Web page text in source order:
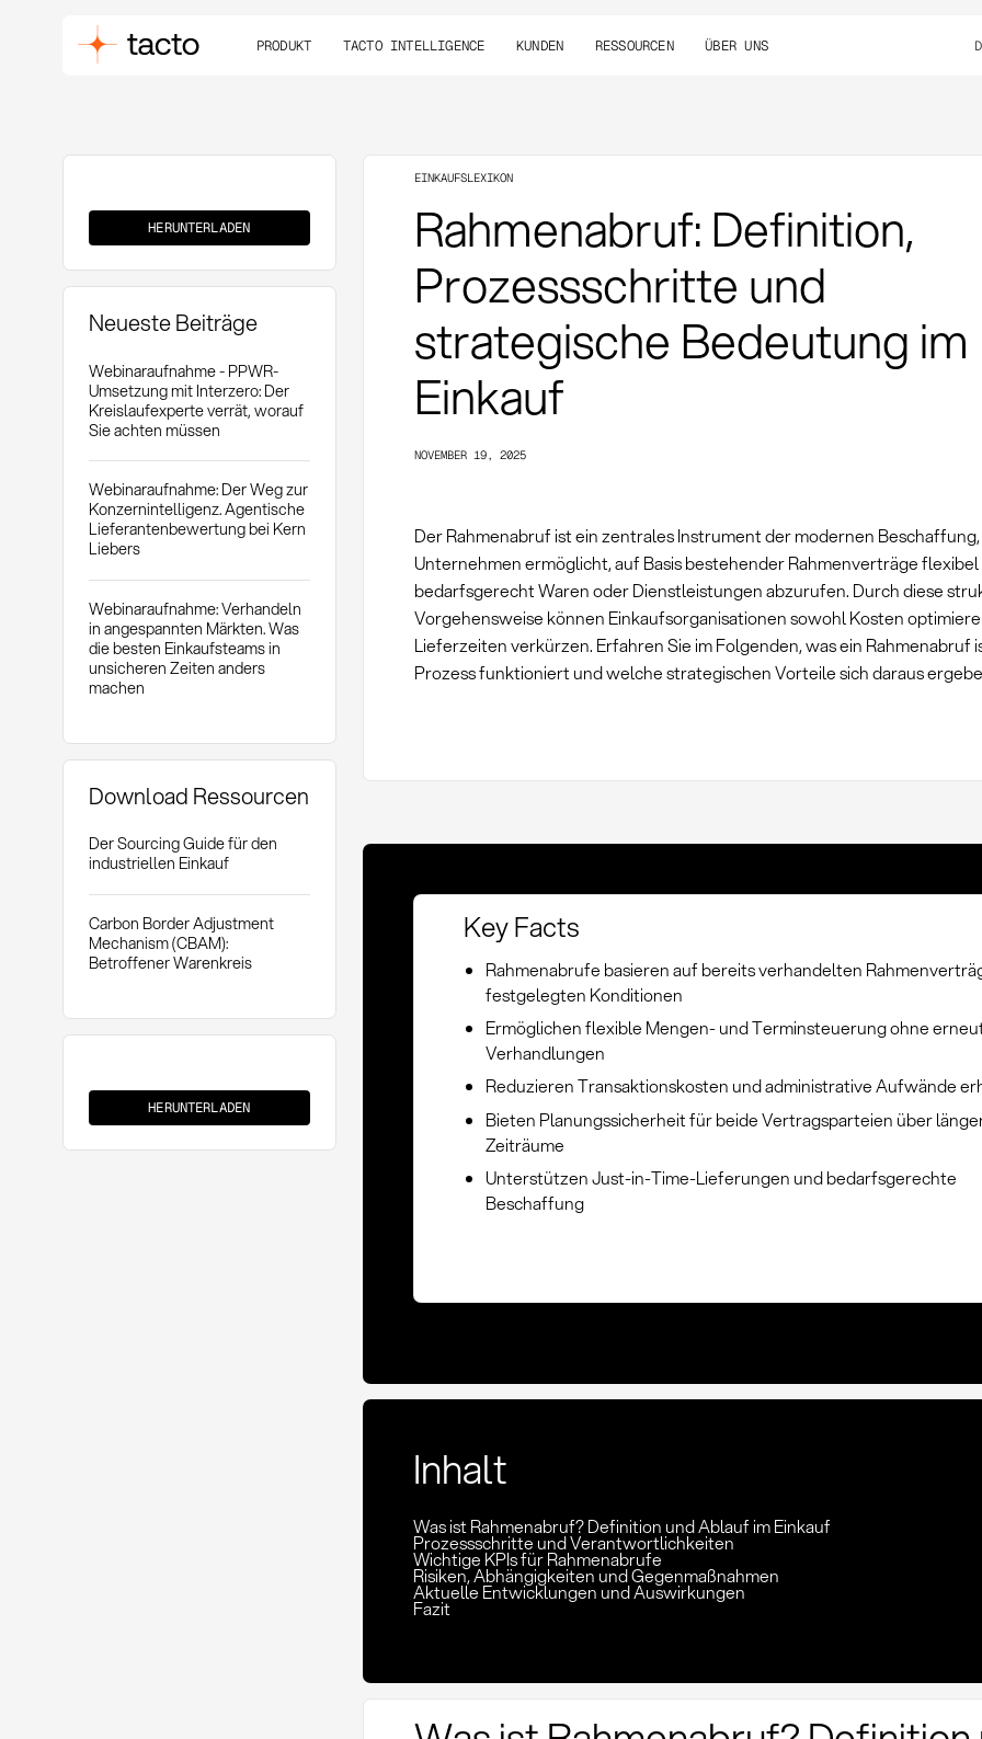
PRODUKT TACTO INTELLIGENCE KUNDEN RESSOURCEN ÜBER UNS
HERUNTERLADEN
Neueste Beiträge
Webinaraufnahme - PPWR-
Umsetzung mit Interzero: Der
Kreislaufexperte verrät, worauf
Sie achten müssen
Webinaraufnahme: Der Weg zur
Konzernintelligenz. Agentische
Lieferantenbewertung bei Kern
Liebers
Webinaraufnahme: Verhandeln
in angespannten Märkten. Was
die besten Einkaufsteams in
unsicheren Zeiten anders
machen
Download Ressourcen
Der Sourcing Guide für den
industriellen Einkauf
Carbon Border Adjustment
Mechanism (CBAM):
Betroffener Warenkreis
HERUNTERLADEN
EINKAUFSLEXIKON
Rahmenabruf: Definition,
Prozessschritte und
strategische Bedeutung im
Einkauf
NOVEMBER 19, 2025
Der Rahmenabruf ist ein zentrales Instrument der modernen Beschaffung,
Unternehmen ermöglicht, auf Basis bestehender Rahmenverträge
bedarfsgerecht Waren oder Dienstleistungen abzurufen. Durch diese
Vorgehensweise können Einkaufsorganisationen sowohl Kosten
Lieferzeiten verkürzen. Erfahren Sie im Folgenden, was ein Rahmenabruf
Prozess funktioniert und welche strategischen Vorteile sich daraus
Key Facts
Rahmenabrufe basieren auf bereits verhandelten
festgelegten Konditionen
Ermöglichen flexible Mengen- und Terminsteuerung ohne
Verhandlungen
Reduzieren Transaktionskosten und administrative Aufwände
Bieten Planungssicherheit für beide Vertragsparteien über
Zeiträume
Unterstützen Just-in-Time-Lieferungen und bedarfsgerechte
Beschaffung
Inhalt
Was ist Rahmenabruf? Definition und Ablauf im Einkauf
Prozessschritte und Verantwortlichkeiten
Wichtige KPIs für Rahmenabrufe
Risiken, Abhängigkeiten und Gegenmaßnahmen
Aktuelle Entwicklungen und Auswirkungen
Fazit